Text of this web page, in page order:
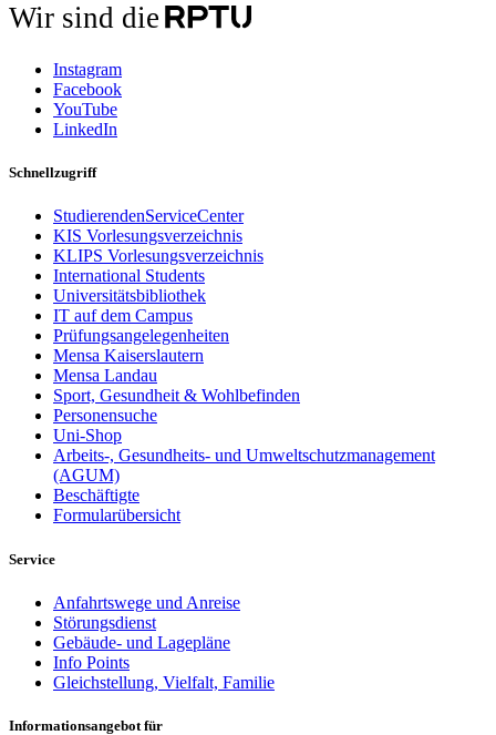
Wir sind die
Instagram
Facebook
YouTube
LinkedIn
Schnellzugriff
StudierendenServiceCenter
KIS Vorlesungsverzeichnis
KLIPS Vorlesungsverzeichnis
International Students
Universitätsbibliothek
IT auf dem Campus
Prüfungsangelegenheiten
Mensa Kaiserslautern
Mensa Landau
Sport, Gesundheit & Wohlbefinden
Personensuche
Uni-Shop
Arbeits-, Gesundheits- und Umweltschutzmanagement
(AGUM)
Beschäftigte
Formularübersicht
Service
Anfahrtswege und Anreise
Störungsdienst
Gebäude- und Lagepläne
Info Points
Gleichstellung, Vielfalt, Familie
Informationsangebot für